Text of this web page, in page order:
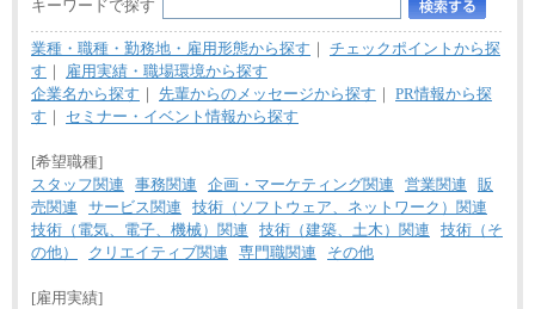
キーワードで探す
業種・職種・勤務地・雇用形態から探す ｜ チェックポイントから探
す ｜
雇用実績・職場環境から探す
企業名から探す ｜ 先輩からのメッセージから探す ｜ PR情報から探
す ｜ セミナー・イベント情報から探す
[希望職種]
スタッフ関連
事務関連 企画・マーケティング関連 営業関連
販
売関連
サービス関連
技術（ソフトウェア、ネットワーク）関連
技術（電気、電子、機械）関連
技術（建築、土木）関連
技術（そ
の他）
クリエイティブ関連 専門職関連 その他
[雇用実績]